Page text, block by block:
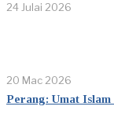
24 Julai 2026
20 Mac 2026
Perang: Umat Islam